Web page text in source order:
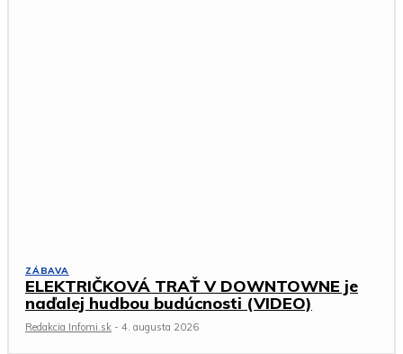
ZÁBAVA
ELEKTRIČKOVÁ TRAŤ V DOWNTOWNE je
naďalej hudbou budúcnosti (VIDEO)
Redakcia Infomi.sk - 4. augusta 2026